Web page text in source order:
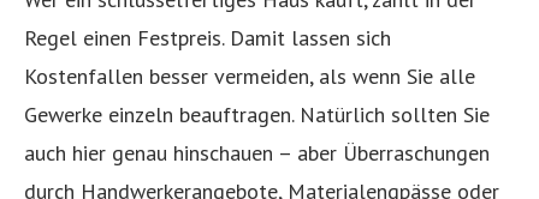
Regel einen Festpreis. Damit lassen sich
Kostenfallen besser vermeiden, als wenn Sie alle
Gewerke einzeln beauftragen. Natürlich sollten Sie
auch hier genau hinschauen – aber Überraschungen
durch Handwerkerangebote, Materialengpässe oder